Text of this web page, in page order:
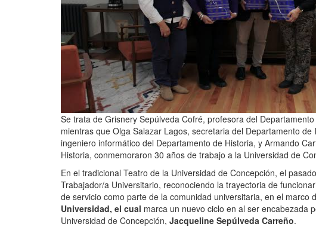
Se trata de Grisnery Sepúlveda Cofré, profesora del
mientras que Olga Salazar Lagos, secretaria del Departamento
ingeniero informático del Departamento de Historia, y Armando
Historia, conmemoraron 30 años de trabajo a la Universidad de
En el tradicional Teatro de la Universidad de Concepción, el
Trabajador/a Universitario, reconociendo la trayectoria de
de servicio como parte de la comunidad universitaria, en el marco
Universidad, el cual marca un nuevo ciclo en al ser encabezada
Universidad de Concepción, Jacqueline Sepúlveda Carreño.